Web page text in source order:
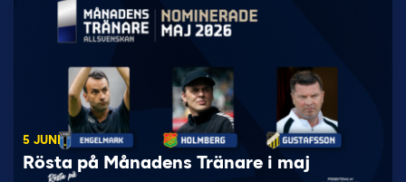
5 JUNI
Rösta på Månadens Tränare i maj